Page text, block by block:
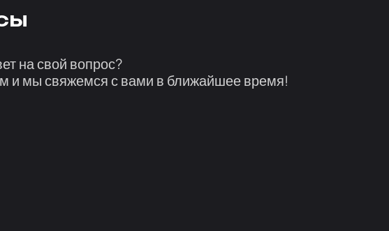
на свой вопрос?
и мы свяжемся с вами в ближайшее время!